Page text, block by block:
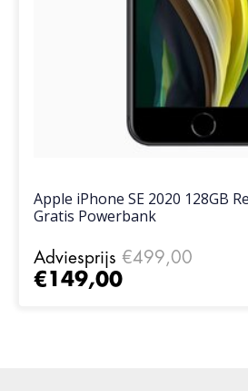
Apple iPhone SE 2020 128GB
Gratis Powerbank
Adviesprijs €499,00
€149,00